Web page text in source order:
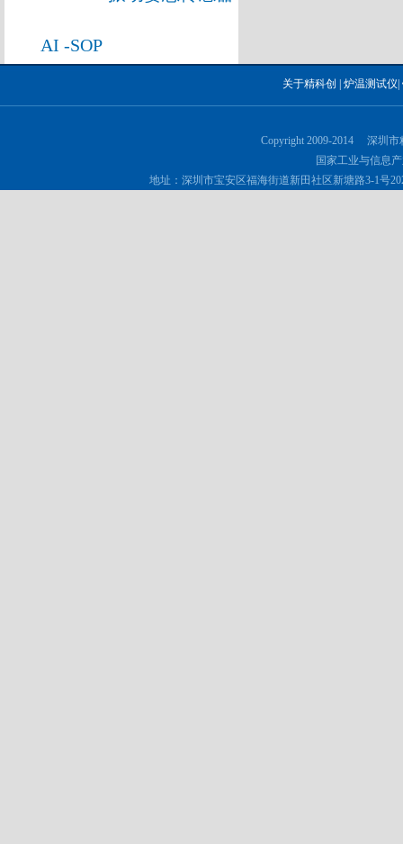
AI -SOP
关于精科创 炉温测试仪
Copyright 2009-2014 深圳
国家工业与信息
地址：深圳市宝安区福海街道新田社区新塘路3-1号